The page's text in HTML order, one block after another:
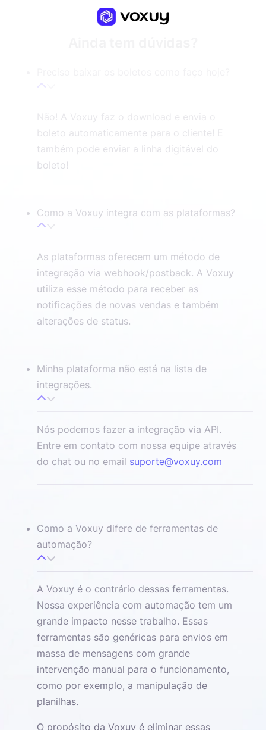
Não! A Voxuy faz o download e envia o
boleto automaticamente para o cliente! E
também pode enviar a linha digitável do
boleto!
Como a Voxuy integra com as plataformas?
As plataformas oferecem um método de
integração via webhook/postback. A Voxuy
utiliza esse método para receber as
notificações de novas vendas e também
alterações de status.
Minha plataforma não está na lista de
integrações.
Nós podemos fazer a integração via API.
Entre em contato com nossa equipe através
do chat ou no email suporte@voxuy.com
Como a Voxuy difere de ferramentas de
automação?
A Voxuy é o contrário dessas ferramentas.
Nossa experiência com automação tem um
grande impacto nesse trabalho. Essas
ferramentas são genéricas para envios em
massa de mensagens com grande
intervenção manual para o funcionamento,
como por exemplo, a manipulação de
planilhas.
O propósito da Voxuy é eliminar essas